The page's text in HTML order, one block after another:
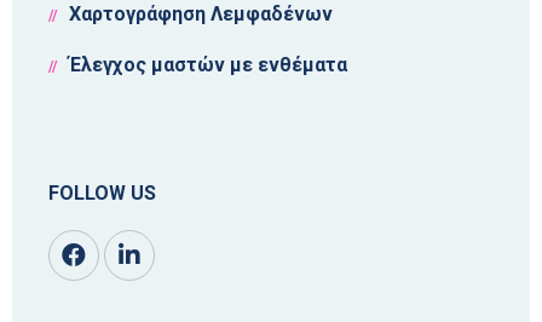
Χαρτογράφηση Λεμφαδένων
Έλεγχος μαστών με ενθέματα
FOLLOW US